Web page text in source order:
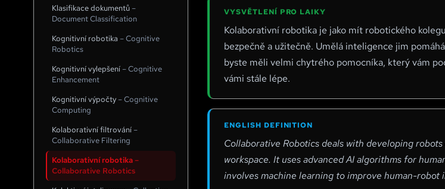
Klasifikace dokumentů–
Document Classification
Kognitivní robotika –Cognitive
Robotics
Kognitivní vylepšení–Cognitive
Enhancement
Kognitivní výpočty–Cognitive
Computing
Kolaborativní filtrování–
Collaborative Filtering
Kolaborativní robotika–
Collaborative Robotics
VYSVĚTLENÍ PRO LAIKY
Kolaborativní robotika je jako mít robotického
bezpečně a užitečně. Umělá inteligence jim
byste měli velmi chytrého pomocníka, který vám
vámi stále lépe.
ENGLISH DEFINITION
Collaborative Robotics deals with developing
workspace. It uses advanced AI algorithms for
involves machine learning to improve human-